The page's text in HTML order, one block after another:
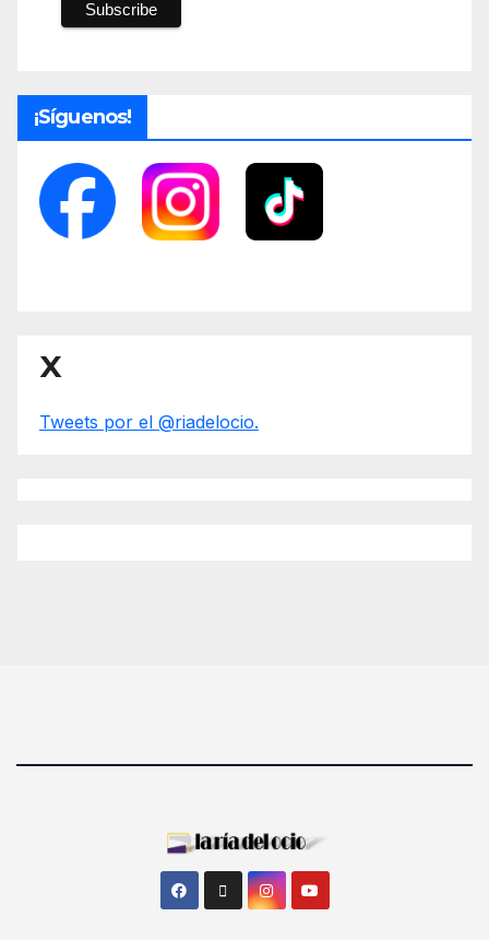
¡Síguenos!
X
Tweets por el @riadelocio.